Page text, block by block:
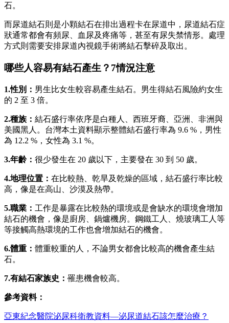
石。
而尿道結石則是小顆結石在排出過程卡在尿道中，尿道結石症
狀通常都會有頻尿、血尿及疼痛等，甚至有尿失禁情形。處理
方式則需要安排尿道內視鏡手術將結石擊碎及取出。
哪些人容易有結石產生？7情況注意
1.性別： 男生比女生較容易產生結石。男生得結石風險約女生
的 2 至 3 倍。
2.種族： 結石盛行率依序是白種人、西班牙裔、亞洲、非洲與
美國黑人。台灣本土資料顯示整體結石盛行率為 9.6 %，男性
為 12.2 %，女性為 3.1 %。
3.年齡： 很少發生在 20 歲以下，主要發在 30 到 50 歲。
4.地理位置： 在比較熱、乾旱及乾燥的區域，結石盛行率比較
高，像是在高山、沙漠及熱帶。
5.職業： 工作是暴露在比較熱的環境或是會缺水的環境會增加
結石的機會，像是廚房、鍋爐機房。鋼鐵工人、燒玻璃工人等
等接觸高熱環境的工作也會增加結石的機會。
6.體重： 體重較重的人，不論男女都會比較高的機會產生結
石。
7.有結石家族史： 罹患機會較高。
參考資料：
亞東紀念醫院泌尿科衛教資料—泌尿道結石該怎麼治療？